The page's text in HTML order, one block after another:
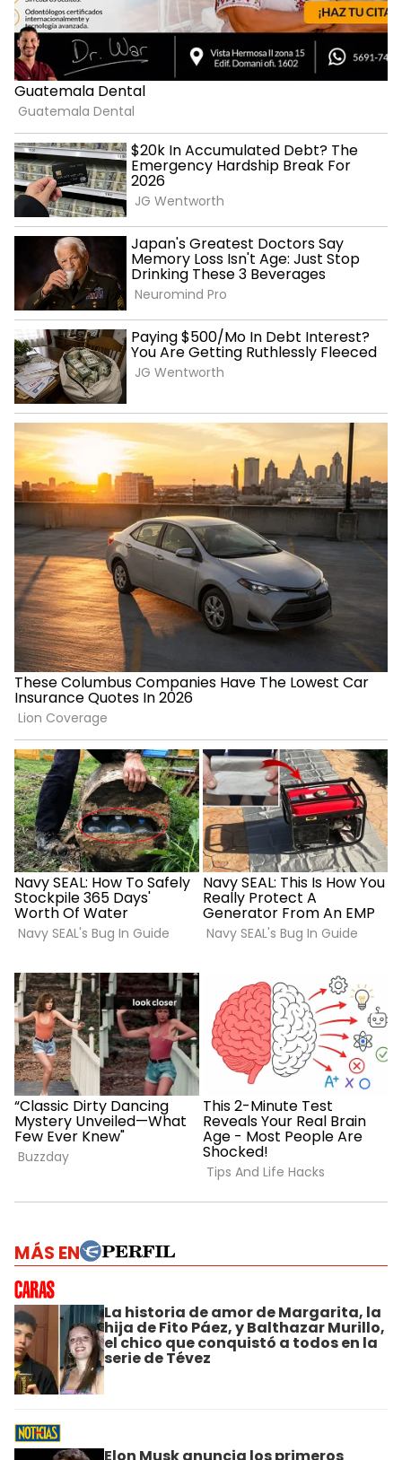
MÁS EN
La historia de amor de Margarita, la
hija de Fito Páez, y Balthazar Murillo,
el chico que conquistó a todos en la
serie de Tévez